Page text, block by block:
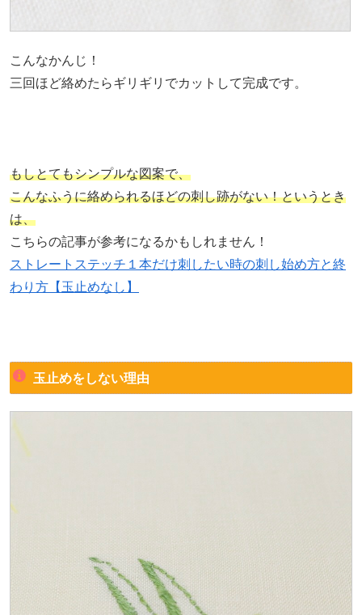
こんなかんじ！
三回ほど絡めたらギリギリでカットして完成です。
もしとてもシンプルな図案で、
こんなふうに絡められるほどの刺し跡がない！というとき
は、
こちらの記事が参考になるかもしれません！
ストレートステッチ１本だけ刺したい時の刺し始め方と終
わり方【玉止めなし】
玉止めをしない理由